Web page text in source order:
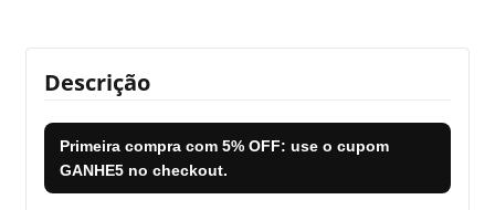
Descrição
Primeira compra com 5% OFF: use o cupom
GANHE5 no checkout.